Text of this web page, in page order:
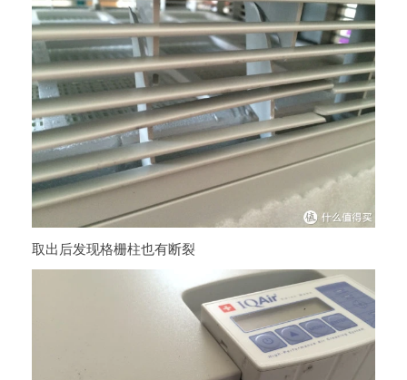
取出后发现格栅柱也有断裂